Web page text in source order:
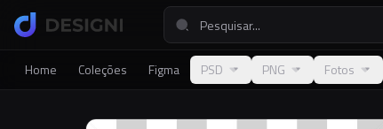
Home Coleções Figma PSD PNG Fotos